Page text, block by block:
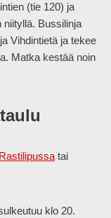
(tie 120) ja
Bussilinja
Vihdintietä ja tekee
Matka kestää noin
Rastilipussa tai
klo 20.